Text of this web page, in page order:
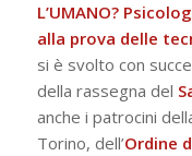
L’UMANO?
alla prova delle
si è svolto con
della rassegna del
anche i patrocini
Torino, dell’Ordine